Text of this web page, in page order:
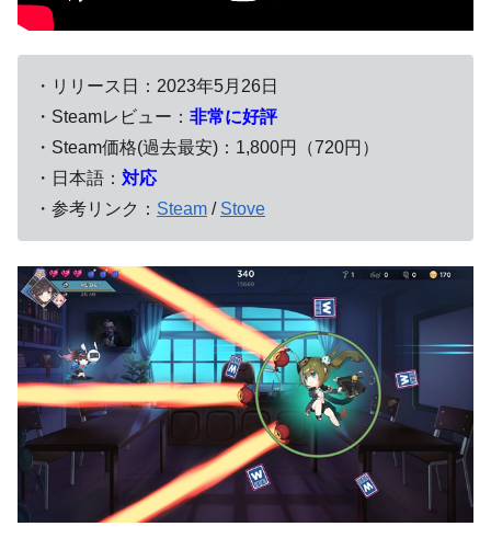
・リリース日：2023年5月26日
・Steamレビュー： 非常に好評
・Steam価格(過去最安)：1,800円（720円）
・日本語： 対応
・参考リンク： Steam / Stove